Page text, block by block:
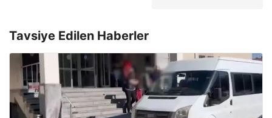
Tavsiye Edilen Haberler